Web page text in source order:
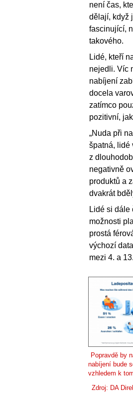
není čas,
dělají, když
fascinující,
takového.
Lidé, kteří
nejedli. Víc
nabíjení
docela
zatímco
pozitivní,
„Nuda při
špatná, lidé
z
negativně
produktů a
dvakrát
Lidé si dále
možnosti
prostá
výchozí
mezi 4. a
Popravdě by
nabíjení bude
vzhledem k
Zdroj: DA